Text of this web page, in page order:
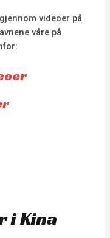
videoer på
våre på
i Kina